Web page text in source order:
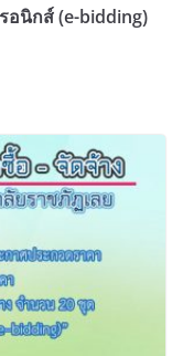
อนิกส์ (e-bidding)